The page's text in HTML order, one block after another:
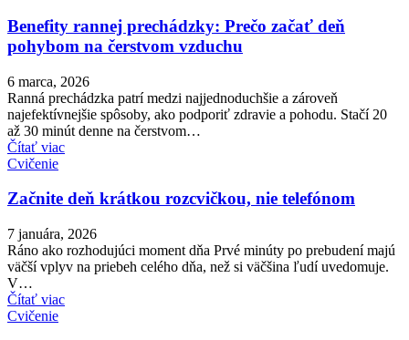
Benefity rannej prechádzky: Prečo začať deň
pohybom na čerstvom vzduchu
6 marca, 2026
Ranná prechádzka patrí medzi najjednoduchšie a zároveň
najefektívnejšie spôsoby, ako podporiť zdravie a pohodu. Stačí 20
až 30 minút denne na čerstvom…
Čítať viac
Cvičenie
Začnite deň krátkou rozcvičkou, nie telefónom
7 januára, 2026
Ráno ako rozhodujúci moment dňa Prvé minúty po prebudení majú
väčší vplyv na priebeh celého dňa, než si väčšina ľudí uvedomuje.
V…
Čítať viac
Cvičenie